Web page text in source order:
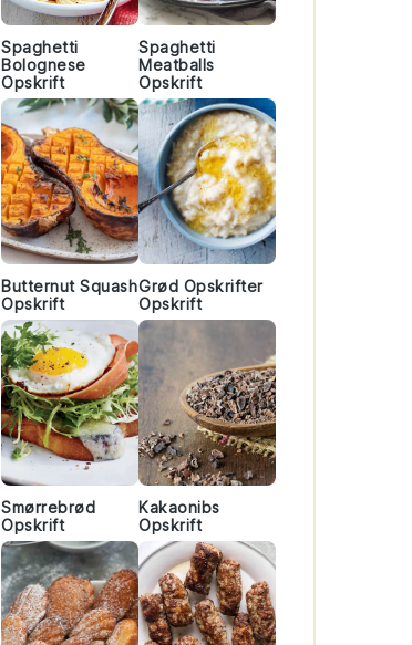
Spaghetti
Bolognese
Opskrift
Spaghetti
Meatballs
Opskrift
Butternut Squash
Opskrift
Grød Opskrifter
Opskrift
Smørrebrød
Opskrift
Kakaonibs
Opskrift